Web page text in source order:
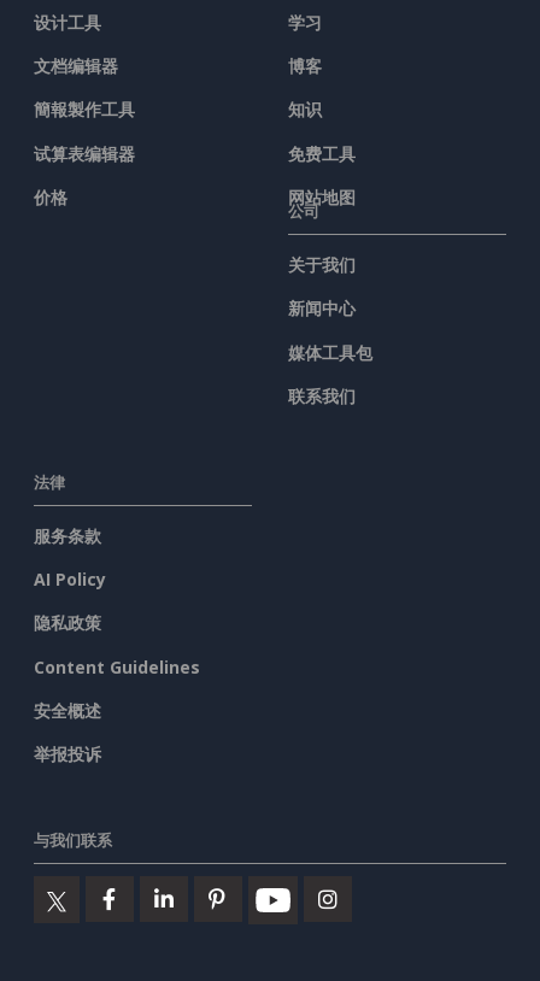
设计工具
文档编辑器
簡報製作工具
试算表编辑器
价格
学习
博客
知识
免费工具
网站地图
公司
关于我们
新闻中心
媒体工具包
联系我们
法律
服务条款
AI Policy
隐私政策
Content Guidelines
安全概述
举报投诉
与我们联系